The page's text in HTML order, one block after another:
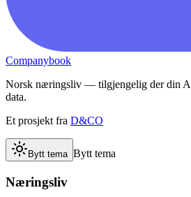
Companybook
Norsk næringsliv — tilgjengelig der din
data.
Et prosjekt fra D&CO
Bytt tema Bytt tema
Næringsliv